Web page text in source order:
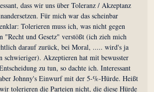
dass wir uns über Toleranz / Akzeptanz
Für mich war das scheinbar
Tolerieren muss ich, was nicht gegen
"Recht und Gesetz" verstößt (ich zieh mich
darauf zurück, bei Moral, ..... wird's ja
schwieriger). Akzeptieren hat mit bewusster
zu tun, so dachte ich. Interessant
Johnny's Einwurf mit der 5-%-Hürde. Heißt
tolerieren die Parteien nicht, die diese Hürde